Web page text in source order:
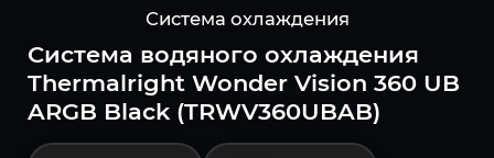
Система охлаждения
Система водяного охлаждения
Thermalright Wonder Vision 360 UB
ARGB Black (TRWV360UBAB)